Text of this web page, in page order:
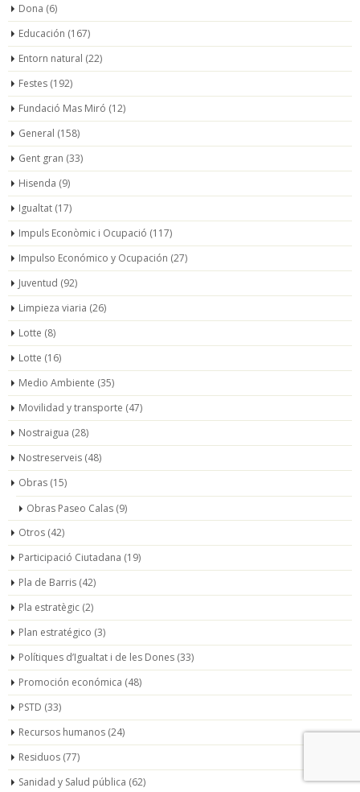
Dona (6)
Educación (167)
Entorn natural (22)
Festes (192)
Fundació Mas Miró (12)
General (158)
Gent gran (33)
Hisenda (9)
Igualtat (17)
Impuls Econòmic i Ocupació (117)
Impulso Económico y Ocupación (27)
Juventud (92)
Limpieza viaria (26)
Lotte (8)
Lotte (16)
Medio Ambiente (35)
Movilidad y transporte (47)
Nostraigua (28)
Nostreserveis (48)
Obras (15)
Obras Paseo Calas (9)
Otros (42)
Participació Ciutadana (19)
Pla de Barris (42)
Pla estratègic (2)
Plan estratégico (3)
Polítiques d’Igualtat i de les Dones (33)
Promoción económica (48)
PSTD (33)
Recursos humanos (24)
Residuos (77)
Sanidad y Salud pública (62)